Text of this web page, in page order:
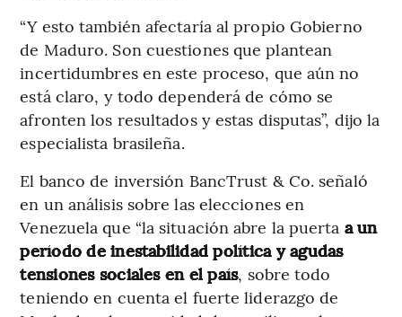
“Y esto también afectaría al propio Gobierno
de Maduro. Son cuestiones que plantean
incertidumbres en este proceso, que aún no
está claro, y todo dependerá de cómo se
afronten los resultados y estas disputas”, dijo la
especialista brasileña.
El banco de inversión BancTrust & Co. señaló
en un análisis sobre las elecciones en
Venezuela que “la situación abre la puerta a un
período de inestabilidad política y agudas
tensiones sociales en el país, sobre todo
teniendo en cuenta el fuerte liderazgo de